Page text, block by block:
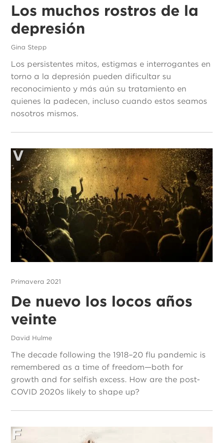
Los muchos rostros de la
depresión
Gina Stepp
Los persistentes mitos, estigmas e interrogantes en
torno a la depresión pueden dificultar su
reconocimiento y más aún su tratamiento en
quienes la padecen, incluso cuando estos seamos
nosotros mismos.
Primavera 2021
De nuevo los locos años
veinte
David Hulme
The decade following the 1918–20 flu pandemic is
remembered as a time of freedom—both for
growth and for selfish excess. How are the post-
COVID 2020s likely to shape up?